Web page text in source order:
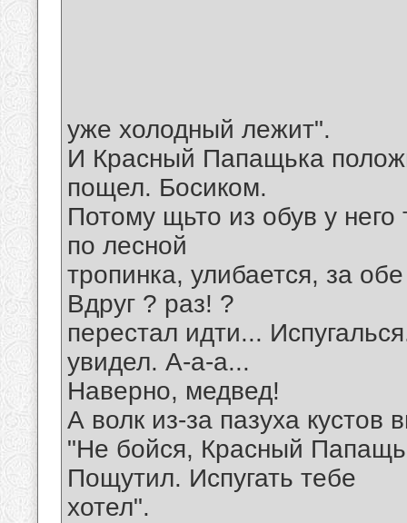
уже холодный лежит".
И Красный Папащька
пощел. Босиком.
Потому щьто из обув у
по лесной
тропинка, улибается, за
Вдруг ? раз! ?
перестал идти...
увидел. А-а-а...
Наверно, медвед!
А волк из-за пазуха кустов
"Не бойся, Красный
Пощутил. Испугать тебе
хотел".